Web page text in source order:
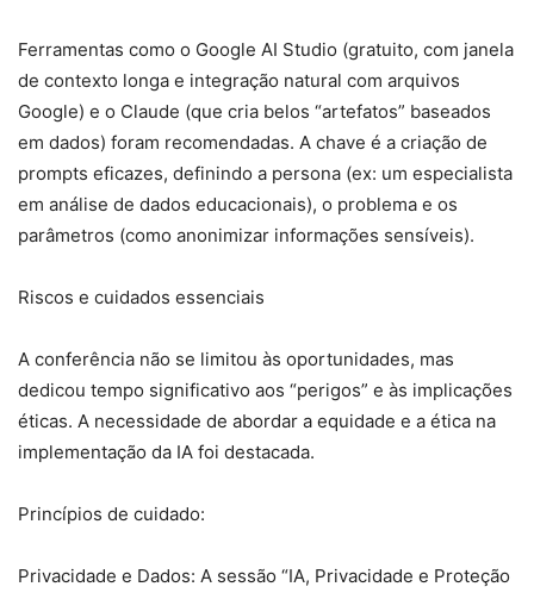
Ferramentas como o Google AI Studio (gratuito, com janela
de contexto longa e integração natural com arquivos
Google) e o Claude (que cria belos “artefatos” baseados
em dados) foram recomendadas. A chave é a criação de
prompts eficazes, definindo a persona (ex: um especialista
em análise de dados educacionais), o problema e os
parâmetros (como anonimizar informações sensíveis).
Riscos e cuidados essenciais
A conferência não se limitou às oportunidades, mas
dedicou tempo significativo aos “perigos” e às implicações
éticas. A necessidade de abordar a equidade e a ética na
implementação da IA foi destacada.
Princípios de cuidado:
Privacidade e Dados: A sessão “IA, Privacidade e Proteção